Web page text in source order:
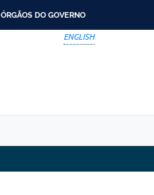
ÓRGÃOS DO GOVERNO
ENGLISH